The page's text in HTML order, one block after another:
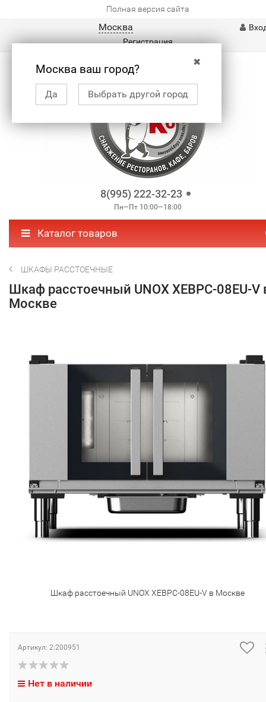
Полная версия сайта
Москва
✖
Москва ваш город?
Да Выбрать другой город
Регистрация
8(995) 222-32-23
Пн—Пт 10:00—18:00
Каталог товаров
ШКАФЫ РАССТОЕЧНЫЕ
Шкаф расстоечный UNOX XEBPC-08EU-V
Москве
Шкаф расстоечный UNOX XEBPC-08EU-V в Москве
Артикул: 2:200951
Нет в наличии